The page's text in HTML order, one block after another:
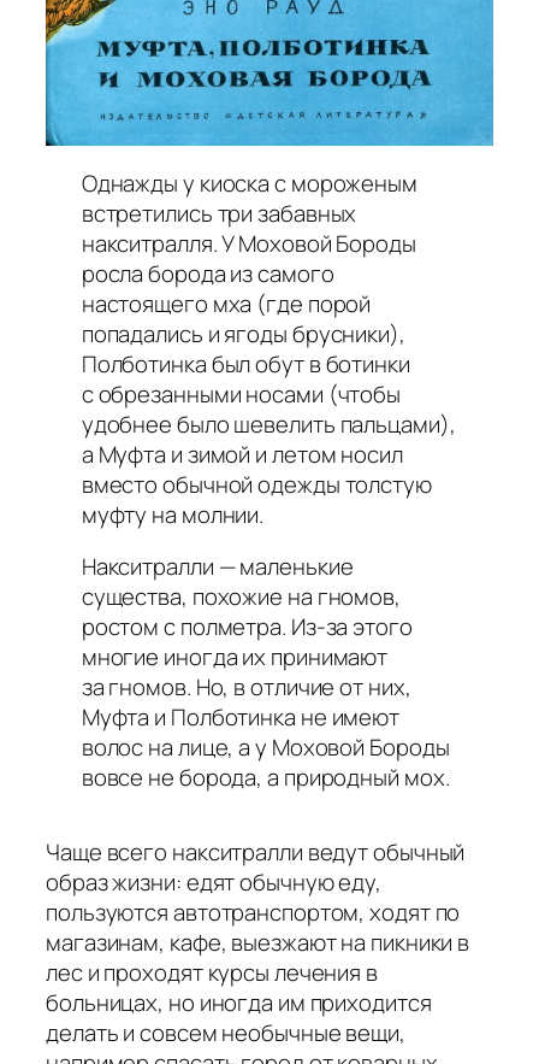
Однажды у киоска с мороженым
встретились три забавных
накситралля. У Моховой Бороды
росла борода из самого
настоящего мха (где порой
попадались и ягоды брусники),
Полботинка был обут в ботинки
с обрезанными носами (чтобы
удобнее было шевелить пальцами),
а Муфта и зимой и летом носил
вместо обычной одежды толстую
муфту на молнии.
Накситралли — маленькие
существа, похожие на гномов,
ростом с полметра. Из-за этого
многие иногда их принимают
за гномов. Но, в отличие от них,
Муфта и Полботинка не имеют
волос на лице, а у Моховой Бороды
вовсе не борода, а природный мох.
Чаще всего накситралли ведут обычный
образ жизни: едят обычную еду,
пользуются автотранспортом, ходят по
магазинам, кафе, выезжают на пикники в
лес и проходят курсы лечения в
больницах, но иногда им приходится
делать и совсем необычные вещи,